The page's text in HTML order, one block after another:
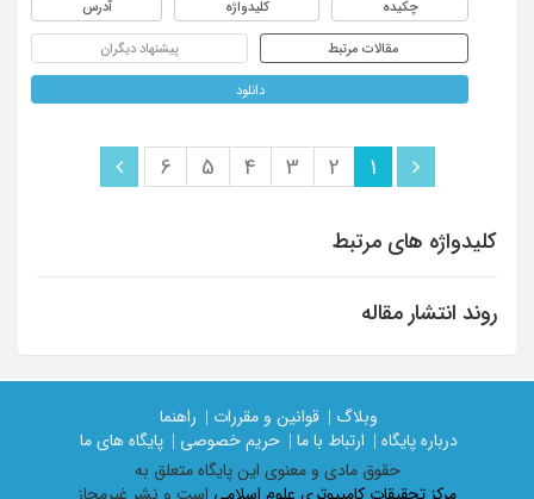
چکیده کلیدواژه آدرس
مقالات مرتبط پیشنهاد دیگران
دانلود
1
2
3
4
5
6
کلیدواژه های مرتبط
روند انتشار مقاله
وبلاگ | قوانین و مقررات |
راهنما
درباره پایگاه |
ارتباط با ما | حریم خصوصی |
پایگاه های ما
حقوق مادی و معنوی اين پايگاه متعلق به
مرکز تحقیقات کامپیوتری علوم اسلامی است و نشر غیرمجاز